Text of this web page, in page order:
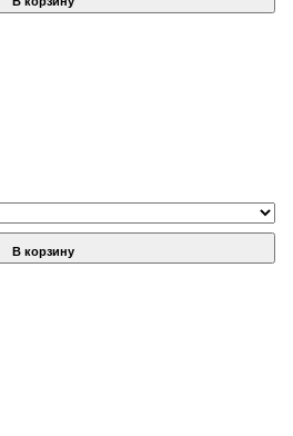
В корзину